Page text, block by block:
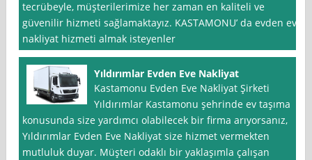
tecrübeyle, müşterilerimize her zaman en kaliteli ve
güvenilir hizmeti sağlamaktayız. KASTAMONU’ da evden eve
nakliyat hizmeti almak isteyenler
Yıldırımlar Evden Eve Nakliyat
Kastamonu Evden Eve Nakliyat Şirketi
Yıldırımlar Kastamonu şehrinde ev taşıma
konusunda size yardımcı olabilecek bir firma arıyorsanız,
Yıldırımlar Evden Eve Nakliyat size hizmet vermekten
mutluluk duyar. Müşteri odaklı bir yaklaşımla çalışan